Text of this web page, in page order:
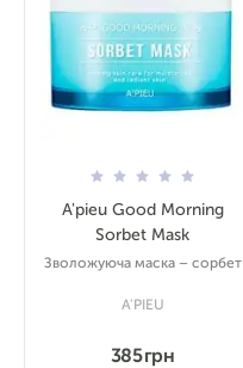
A'pieu Good Morning
Sorbet Mask
Зволожуюча маска – сорбет
A'PIEU
385 грн